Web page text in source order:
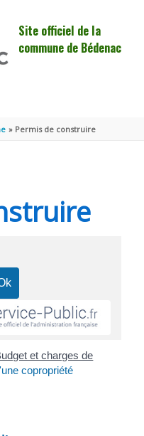
Site officiel de la
commune de Bédenac
Permis de construire
et charges de
copropriété